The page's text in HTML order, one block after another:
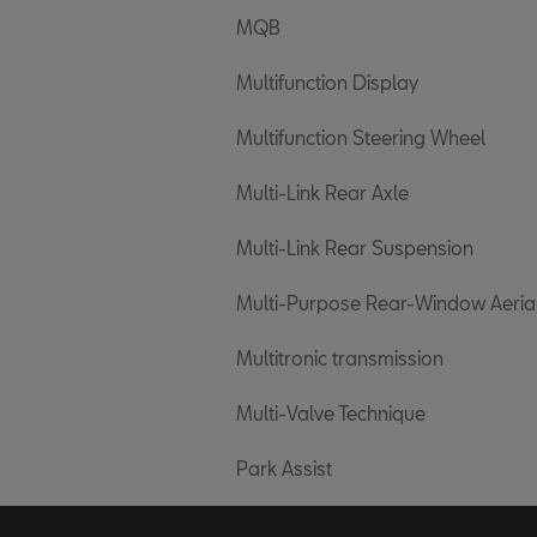
MQB
Multifunction Display
Multifunction Steering Wheel
Multi-Link Rear Axle
Multi-Link Rear Suspension
Multi-Purpose Rear-Window
Multitronic transmission
Multi-Valve Technique
Park Assist